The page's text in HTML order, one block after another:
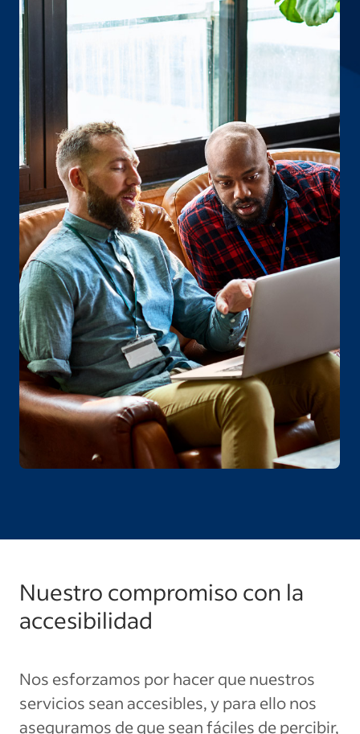
Nuestro compromiso con la
accesibilidad
Nos esforzamos por hacer que nuestros
servicios sean accesibles, y para ello nos
aseguramos de que sean fáciles de percibir,